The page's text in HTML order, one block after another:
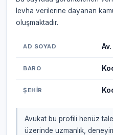
levha verilerine dayanan
oluşmaktadır.
AD SOYAD
BARO
ŞEHIR
Avukat bu profili henüz
üzerinde uzmanlık,